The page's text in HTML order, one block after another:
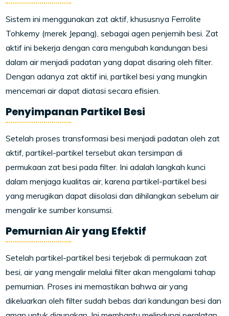
Sistem ini menggunakan zat aktif, khususnya Ferrolite
Tohkemy (merek Jepang), sebagai agen penjernih besi. Zat
aktif ini bekerja dengan cara mengubah kandungan besi
dalam air menjadi padatan yang dapat disaring oleh filter.
Dengan adanya zat aktif ini, partikel besi yang mungkin
mencemari air dapat diatasi secara efisien.
Penyimpanan Partikel Besi
Setelah proses transformasi besi menjadi padatan oleh zat
aktif, partikel-partikel tersebut akan tersimpan di
permukaan zat besi pada filter. Ini adalah langkah kunci
dalam menjaga kualitas air, karena partikel-partikel besi
yang merugikan dapat diisolasi dan dihilangkan sebelum air
mengalir ke sumber konsumsi.
Pemurnian Air yang Efektif
Setelah partikel-partikel besi terjebak di permukaan zat
besi, air yang mengalir melalui filter akan mengalami tahap
pemurnian. Proses ini memastikan bahwa air yang
dikeluarkan oleh filter sudah bebas dari kandungan besi dan